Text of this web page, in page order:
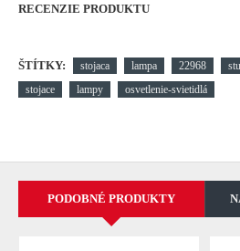
RECENZIE PRODUKTU
ŠTÍTKY: stojaca lampa 22968
stojace
lampy osvetlenie-svietidlá
PODOBNÉ PRODUKTY